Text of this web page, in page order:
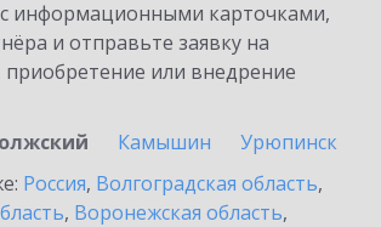
информационными карточками,
и отправьте заявку на
или внедрение
Камышин
Урюпинск
Россия, Волгоградская область,
, Воронежская область,